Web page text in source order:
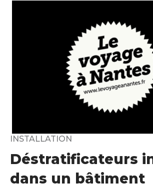
INSTALLATION
Déstratificateurs
dans un bâtiment